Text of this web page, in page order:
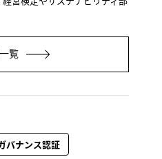
覧
バナンス認証